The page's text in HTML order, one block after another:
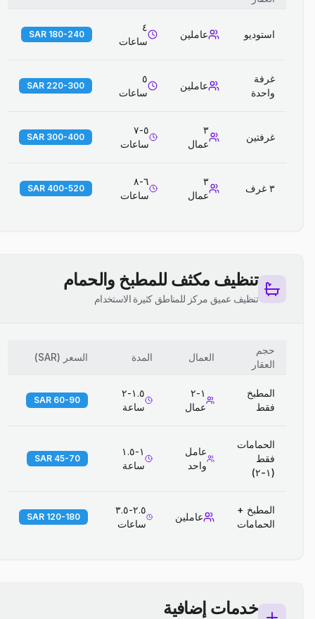
استوديو عاملين
٤
ساعات
180-240 SAR
غرفة
واحدة
عاملين
٥
ساعات
220-300 SAR
غرفتين
٣
عمال
٥-٧
ساعات
300-400 SAR
٣ غرف
٣
عمال
٦-٨
ساعات
400-520 SAR
تنظيف مكثف للمطبخ والحمام
تنظيف عميق مركز للمناطق كثيرة الاستخدام
حجم
العقار
العمال المدة السعر (
SAR
)
المطبخ
فقط
١-٢
عمال
١.٥-٢
ساعة
60-90 SAR
الحمامات
فقط
(١-٢)
عامل
واحد
١-١.٥
ساعة
45-70 SAR
المطبخ +
الحمامات
عاملين
٢.٥-٣.٥
ساعات
120-180 SAR
خدمات إضافية